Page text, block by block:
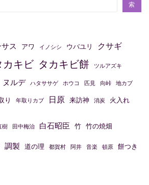
索
ス アワ イノシシ ウバユリ クサギ
カキビ タカキビ餅 ツルアズキ
ヌルデ ハタササゲ ホウコ 匹見 向峠 地カブ
り 年取りカブ 日原 来訪神 消炭 火入れ
樹 田中梅治 白石昭臣 竹 竹の焼畑
調製 道の理 都賀村 阿井 音楽 頓原 餅つき